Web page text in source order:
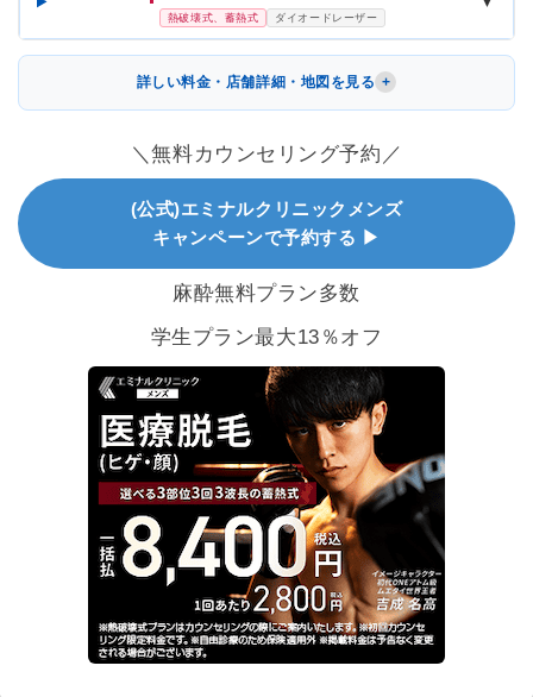
熱破壊式、蓄熱式 ダイオードレーザー
詳しい料金・店舗詳細・地図を見る
＼無料カウンセリング予約／
(公式)エミナルクリニックメンズ
キャンペーンで予約する ▶
麻酔無料プラン多数
学生プラン最大13％オフ